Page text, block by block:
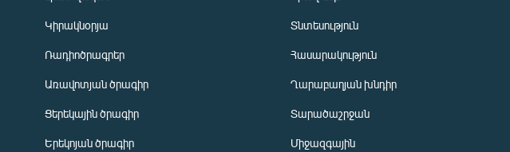
Կիրակնօրյա
Ռադիոծրագրեր
Առավոտյան ծրագիր
Ցերեկային ծրագիր
Երեկոյան ծրագիր
Տնտեսություն
Հասարակություն
Ղարաբաղյան խնդիր
Տարածաշրջան
Միջազգային